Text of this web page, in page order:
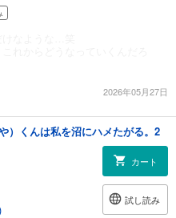
2026年05月27日
）くんは私を沼にハメたがる。2
カート
試し読み